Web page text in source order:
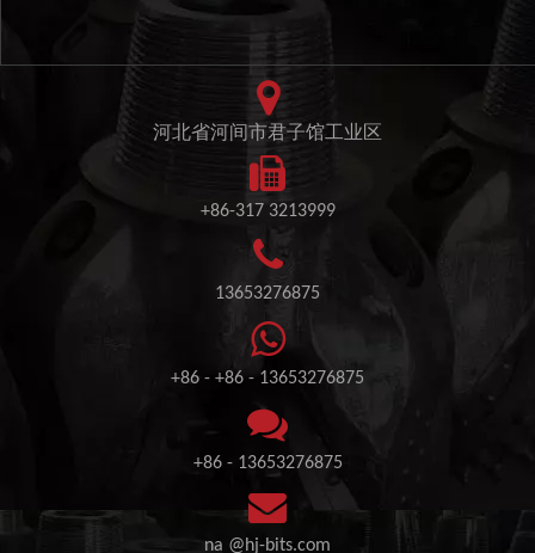
河北省河间市君子馆工业区
+86-317 3213999
13653276875
+86 - +86 - 13653276875
+86 - 13653276875
na @hj-bits.com